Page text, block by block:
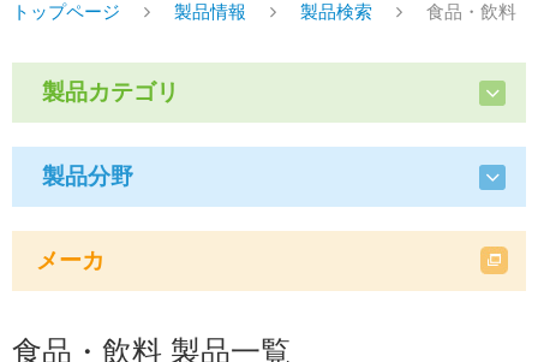
トップページ 製品情報 製品検索 食品・飲料
製品カテゴリ
製品分野
メーカ
食品・飲料 製品一覧